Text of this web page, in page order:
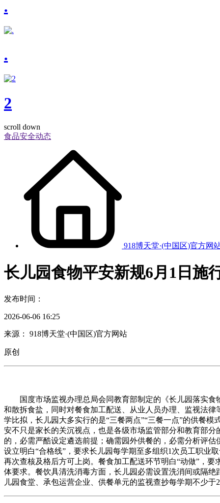
.
.
2
scroll down
食品安全动态
918博天堂·(中国区)官方网
长儿园食物平安新规6月1日施
发布时间：
2026-06-06 16:25
来源： 918博天堂·(中国区)官方网站
原创
国度市场监视办理总局会同教育部制定的《长儿园落实食
和散拆食盐，同时对餐食加工配送、从业人员办理、监视法
学比拟，长儿园大多实行的是“三餐两点”“三餐一点”的供餐
安不只是家长的关沉视点，也是各级市场监管部分和教育部
的，必需严酷设定遴选前提；确需园外供餐的，必需分析评
设立明白“合格线”，要求长儿园每学期至多组织1次员工职业
再次查核及格后方可上岗。餐食加工配送环节明白“动做”，
体要求。餐饮具清洗消毒方面，长儿园必需设置洗消间或隔
儿园食堂、承包运营企业、供餐单元的监视查抄每学期不少